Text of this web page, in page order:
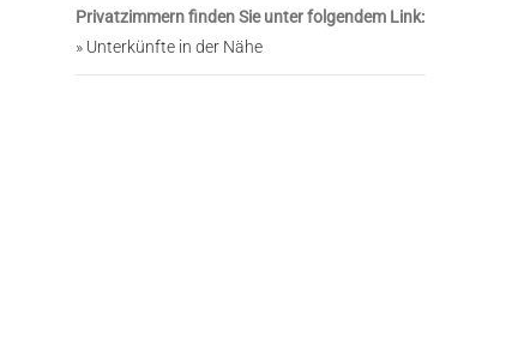
Privatzimmern finden Sie unter folgendem Link:
» Unterkünfte in der Nähe